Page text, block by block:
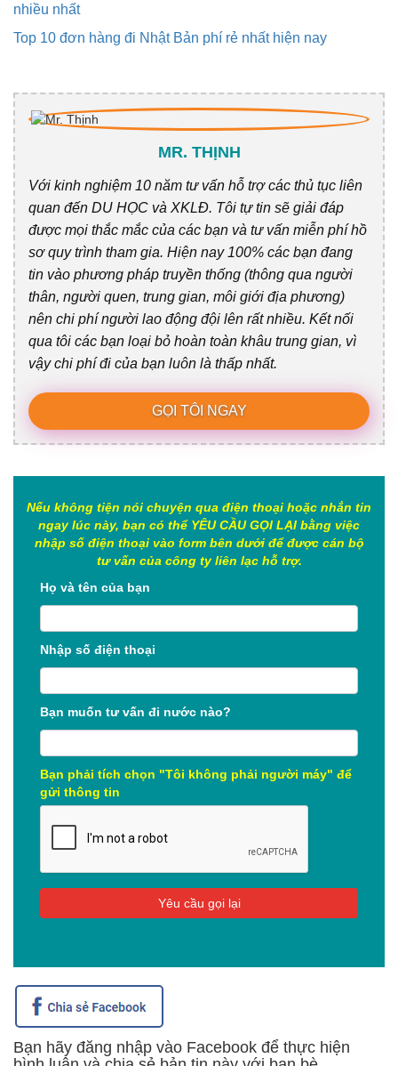
nhiều nhất
Top 10 đơn hàng đi Nhật Bản phí rẻ nhất hiện nay
MR. THỊNH
Với kinh nghiệm 10 năm tư vấn hỗ trợ các thủ tục liên
quan đến DU HỌC và XKLĐ. Tôi tự tin sẽ giải đáp
được mọi thắc mắc của các bạn và tư vấn miễn phí hồ
sơ quy trình tham gia. Hiện nay 100% các bạn đang
tin vào phương pháp truyền thống (thông qua người
thân, người quen, trung gian, môi giới địa phương)
nên chi phí người lao động đội lên rất nhiều. Kết nối
qua tôi các bạn loại bỏ hoàn toàn khâu trung gian, vì
vậy chi phí đi của bạn luôn là thấp nhất.
GỌI TÔI NGAY
Nếu không tiện nói chuyện qua điện thoại hoặc nhắn tin
ngay lúc này, bạn có thể YÊU CẦU GỌI LẠI bằng việc
nhập số điện thoại vào form bên dưới để được cán bộ
tư vấn của công ty liên lạc hỗ trợ.
Họ và tên của bạn
Nhập số điện thoại
Bạn muốn tư vấn đi nước nào?
Bạn phải tích chọn "Tôi không phải người máy" để
gửi thông tin
Bạn hãy đăng nhập vào Facebook để thực hiện